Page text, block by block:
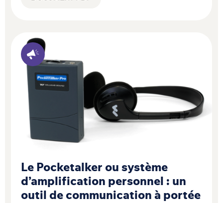
Le Pocketalker ou système
d’amplification personnel : un
outil de communication à portée